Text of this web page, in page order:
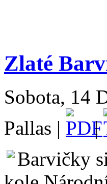
Zlaté
Sobota, 14
Pallas |
|
Barvičky